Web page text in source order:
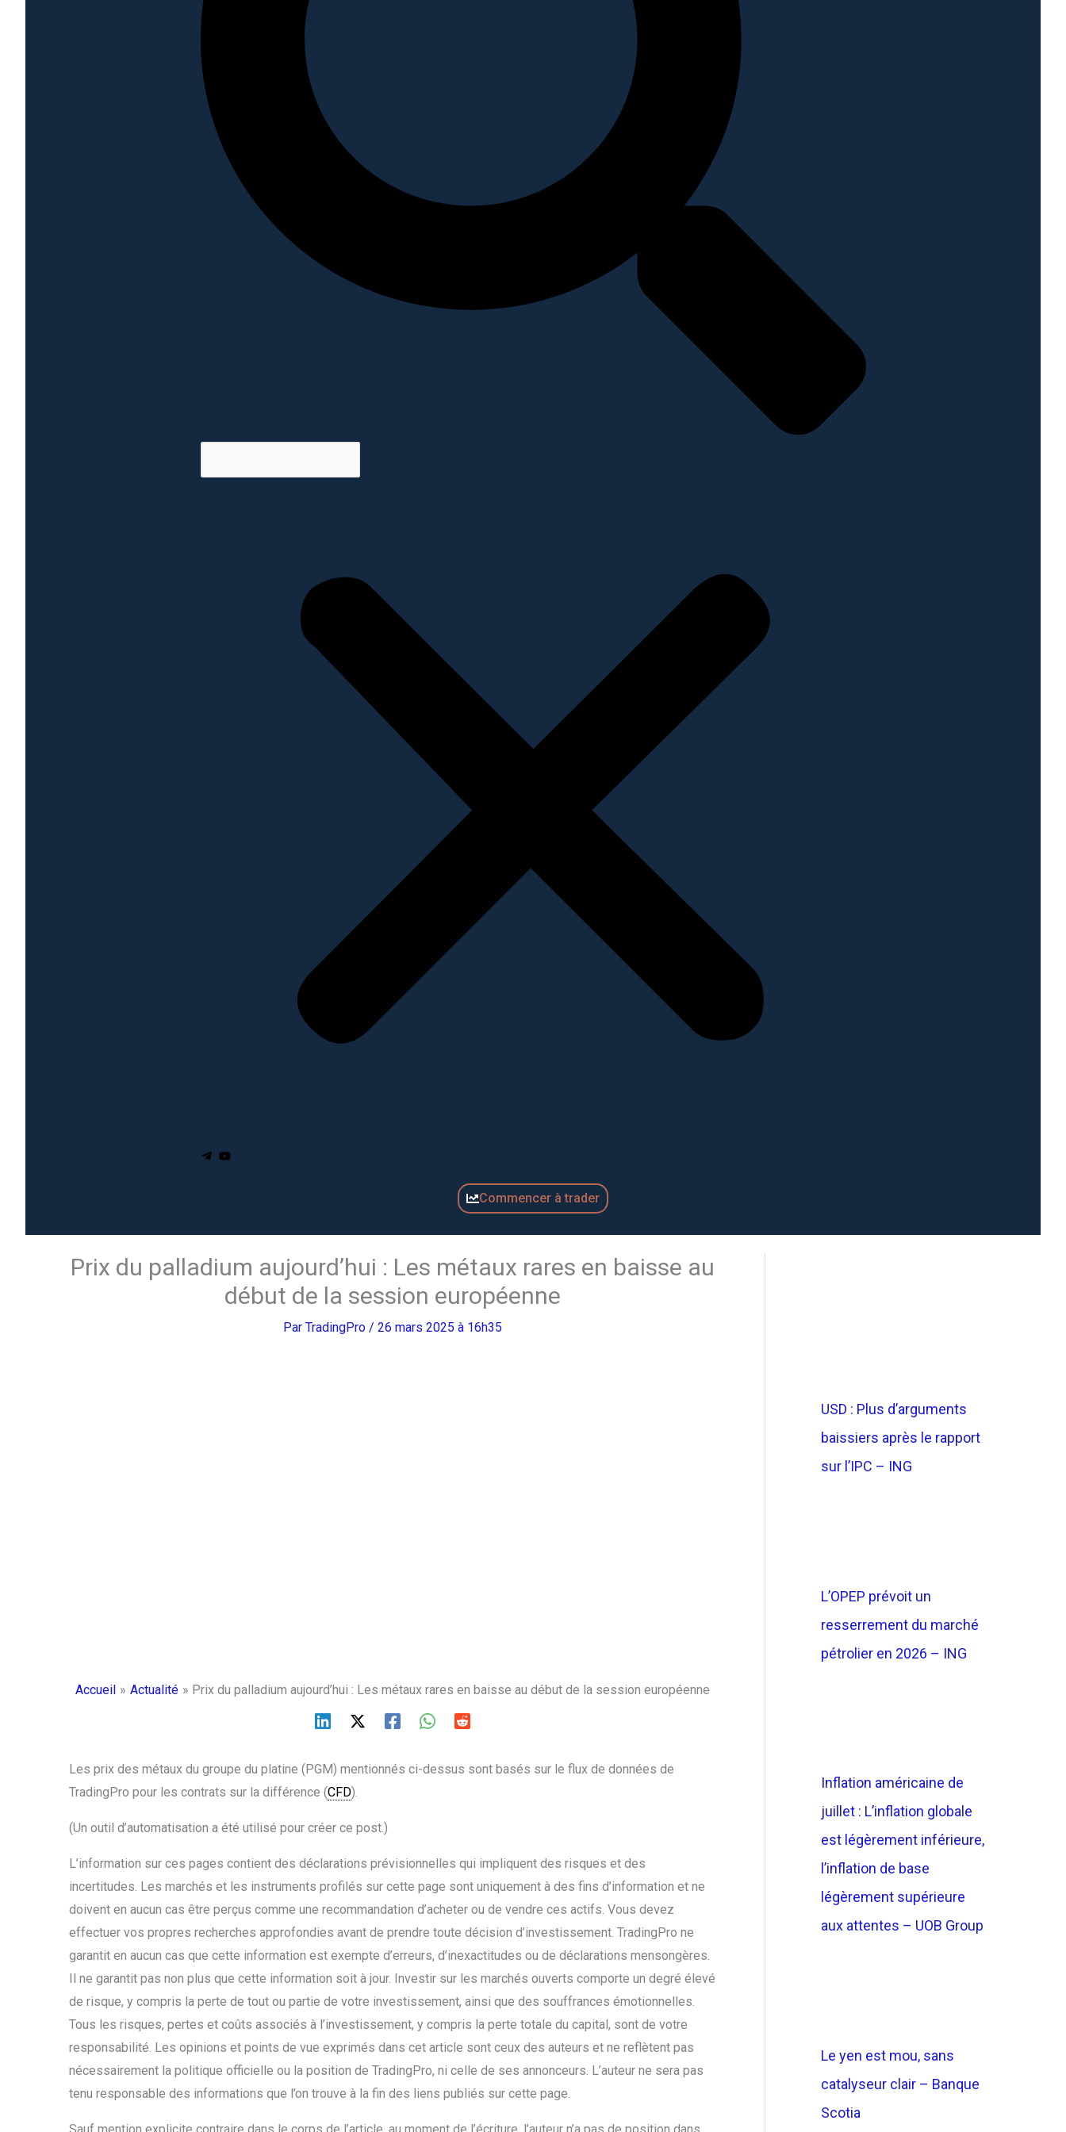
Commencer à trader
Prix du palladium aujourd’hui : Les métaux rares en baisse au
début de la session européenne
ParTradingPro/ 26 mars 2025 à 16h35
Accueil Actualité Prix du palladium aujourd’hui : Les métaux rares en baisse au début de la session européenne
Les prix des métaux du groupe du platine (PGM) mentionnés ci-dessus sont basés sur le flux de données de
TradingPro pour les contrats sur la différence (CFD).
(Un outil d’automatisation a été utilisé pour créer ce post.)
L’information sur ces pages contient des déclarations prévisionnelles qui impliquent des risques et des
incertitudes. Les marchés et les instruments profilés sur cette page sont uniquement à des fins d’information et ne
doivent en aucun cas être perçus comme une recommandation d’acheter ou de vendre ces actifs. Vous devez
effectuer vos propres recherches approfondies avant de prendre toute décision d’investissement. TradingPro ne
garantit en aucun cas que cette information est exempte d’erreurs, d’inexactitudes ou de déclarations mensongères.
Il ne garantit pas non plus que cette information soit à jour. Investir sur les marchés ouverts comporte un degré élevé
de risque, y compris la perte de tout ou partie de votre investissement, ainsi que des souffrances émotionnelles.
Tous les risques, pertes et coûts associés à l’investissement, y compris la perte totale du capital, sont de votre
responsabilité. Les opinions et points de vue exprimés dans cet article sont ceux des auteurs et ne reflètent pas
nécessairement la politique officielle ou la position de TradingPro, ni celle de ses annonceurs. L’auteur ne sera pas
tenu responsable des informations que l’on trouve à la fin des liens publiés sur cette page.
Sauf mention explicite contraire dans le corps de l’article, au moment de l’écriture, l’auteur n’a pas de position dans
USD : Plus d’arguments
baissiers après le rapport
sur l’IPC – ING
L’OPEP prévoit un
resserrement du marché
pétrolier en 2026 – ING
Inflation américaine de
juillet : L’inflation globale
est légèrement inférieure,
l’inflation de base
légèrement supérieure
aux attentes – UOB Group
Le yen est mou, sans
catalyseur clair – Banque
Scotia